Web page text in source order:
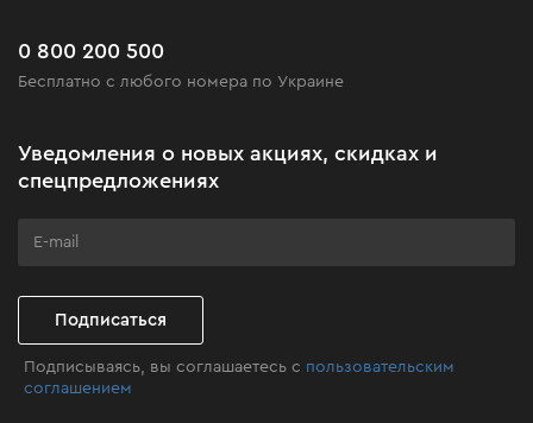
Черная пятница
Программа лояльности
Часто задаваемые вопросы
0 800 200 500
Бесплатно с любого номера по Украине
Уведомления о новых акциях, скидках и
спецпредложениях
Подписаться
Подписываясь, вы соглашаетесь с пользовательским
соглашением